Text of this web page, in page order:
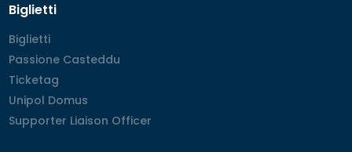
Biglietti
Biglietti
Biglietti
Passione Casteddu
Passione Casteddu
Ticketag
Ticketag
Unipol Domus
Unipol Domus
Supporter Liaison Officer
Supporter Liaison Officer